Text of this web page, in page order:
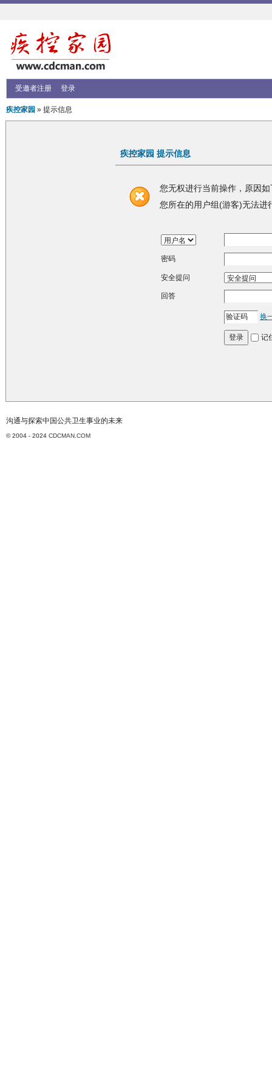
受邀者注册 登录
疾控家园 » 提示信息
疾控家园 提示信息
您无权进行当前操作，原因如
您所在的用户组(游客)无法进
密码
安全提问
回答
换
登录 记
沟通与探索中国公共卫生事业的未来
© 2004 - 2024 CDCMAN.COM